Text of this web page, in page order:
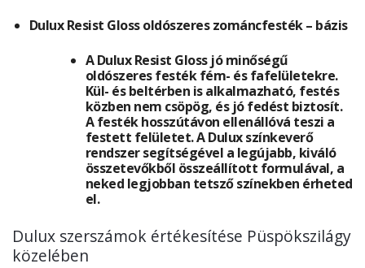
Dulux Resist Gloss oldószeres zománcfesték – bázis
A Dulux Resist Gloss jó minőségű
oldószeres festék fém- és fafelületekre.
Kül- és beltérben is alkalmazható, festés
közben nem csöpög, és jó fedést biztosít.
A festék hosszútávon ellenállóvá teszi a
festett felületet. A Dulux színkeverő
rendszer segítségével a legújabb, kiváló
összetevőkből összeállított formulával, a
neked legjobban tetsző színekben érheted
el.
Dulux szerszámok értékesítése Püspökszilágy
közelében